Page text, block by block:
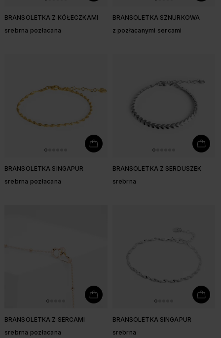
BRANSOLETKA Z KÓŁECZKAMI
srebrna pozłacana
BRANSOLETKA SZNURKOWA
z pozłacanymi sercami
BRANSOLETKA SINGAPUR
srebrna pozłacana
BRANSOLETKA Z SERDUSZEK
srebrna
BRANSOLETKA Z SERCAMI
srebrna pozłacana
BRANSOLETKA SINGAPUR
srebrna